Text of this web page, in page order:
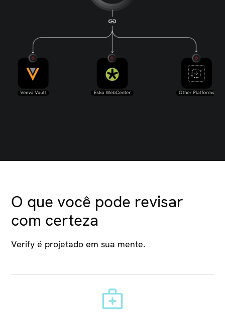
O que você pode revisar
com certeza
Verify é projetado em sua mente.